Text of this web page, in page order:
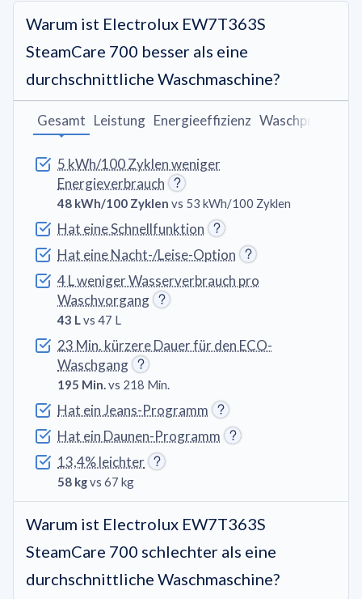
Warum ist Electrolux EW7T363S
SteamCare 700 besser als eine
durchschnittliche Waschmaschine?
5 kWh/100 Zyklen weniger
Energieverbrauch
48 kWh/100 Zyklen vs 53 kWh/100 Zyklen
Hat eine Schnellfunktion
Hat eine Nacht-/Leise-Option
4 L weniger Wasserverbrauch pro
Waschvorgang
43 Lvs 47 L
23 Min. kürzere Dauer für den ECO-
Waschgang
195 Min.vs 218 Min.
Hat ein Jeans-Programm
Hat ein Daunen-Programm
13,4% leichter
58 kgvs 67 kg
Gesamt Leistung Energieeffizienz
Warum ist Electrolux EW7T363S
SteamCare 700 schlechter als eine
durchschnittliche Waschmaschine?